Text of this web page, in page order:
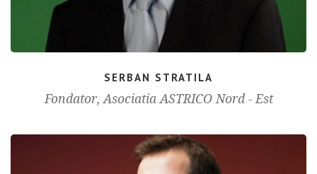
SERBAN STRATILA
Fondator, Asociatia ASTRICO Nord - Est